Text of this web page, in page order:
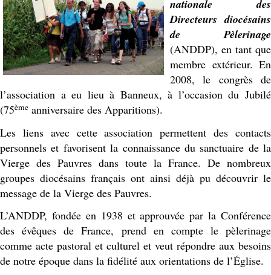
nationale des
Directeurs diocésains
de Pèlerinage
(ANDDP), en tant que
membre extérieur. En
2008, le congrès de
l’association a eu lieu à Banneux, à l’occasion du Jubilé
(75ème anniversaire des Apparitions).
Les liens avec cette association permettent des contacts
personnels et favorisent la connaissance du sanctuaire de la
Vierge des Pauvres dans toute la France. De nombreux
groupes diocésains français ont ainsi déjà pu découvrir le
message de la Vierge des Pauvres.
L’ANDDP, fondée en 1938 et approuvée par la Conférence
des évêques de France, prend en compte le pèlerinage
comme acte pastoral et culturel et veut répondre aux besoins
de notre époque dans la fidélité aux orientations de l’Église.